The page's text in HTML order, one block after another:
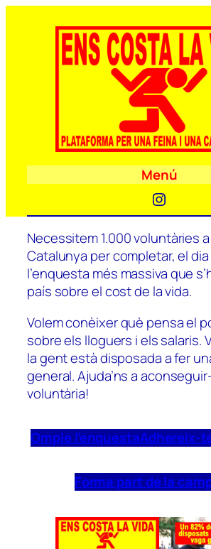
Menú
Necessitem 1.000 voluntàries
Catalunya per completar, el
l’enquesta més massiva que
país sobre el cost de la vida.
Volem conèixer què pensa el
sobre els lloguers i els salaris.
la gent està disposada a fer
general. Ajuda’ns a
voluntària!
Omple l’enquestaAdhereix-
Forma part de la